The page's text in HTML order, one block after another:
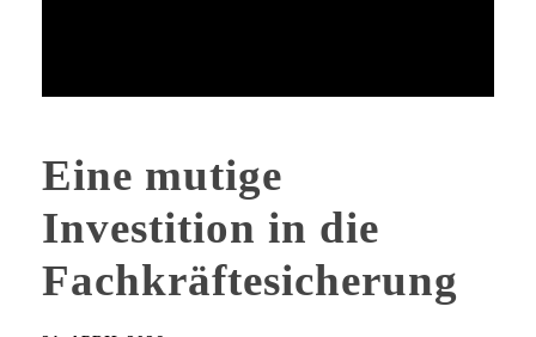
Eine mutige
Investition in die
Fachkräftesicherung